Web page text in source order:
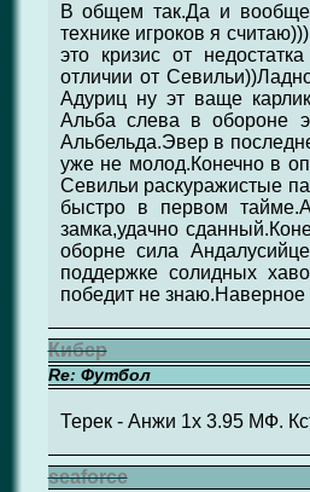
В общем так.Да и
технике игроков я
это кризис от
отличии от
Адуриц ну эт ваще
Альба слева в обороне
Альбельда.Эвер в
уже не молод.Конечно в
Севильи раскуражистые
быстро в первом
замка,удачно
оборне сила
поддержке солидных
победит не
Кибер
Re: Футбол
Терек - Анжи 1x 3.95 МФ.
seaforce